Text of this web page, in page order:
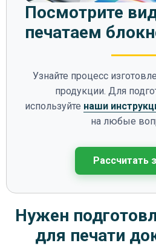
Посмотрите
печатаем
Узнайте процесс
продукции. Для
используйте наши
на любые
Рассчитать
Нужен
для печати